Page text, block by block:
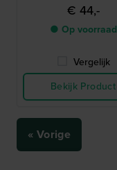
€ 44,-
● Op voorraad
Vergelijk
Bekijk Product
« Vorige